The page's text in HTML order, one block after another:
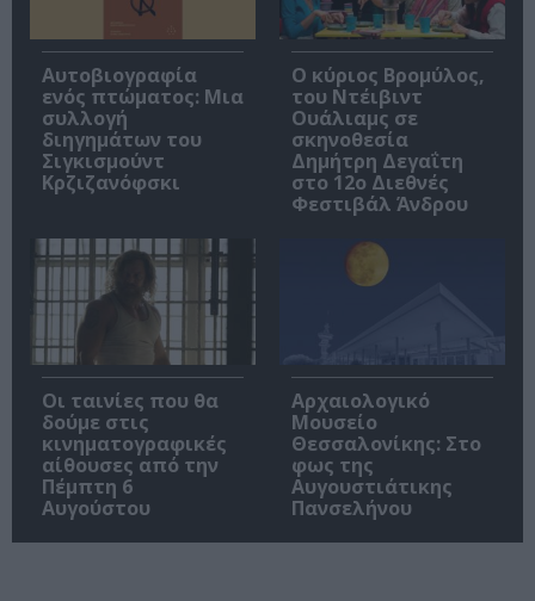
Αυτοβιογραφία
ενός πτώματος: Μια
συλλογή
διηγημάτων του
Σιγκισμούντ
Κρζιζανόφσκι
O κύριος Βρομύλος,
του Ντέιβιντ
Ουάλιαμς σε
σκηνοθεσία
Δημήτρη Δεγαΐτη
στο 12ο Διεθνές
Φεστιβάλ Άνδρου
Οι ταινίες που θα
δούμε στις
κινηματογραφικές
αίθουσες από την
Πέμπτη 6
Αυγούστου
Αρχαιολογικό
Μουσείο
Θεσσαλονίκης: Στο
φως της
Αυγουστιάτικης
Πανσελήνου